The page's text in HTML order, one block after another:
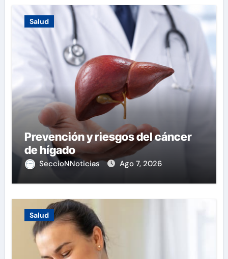
Salud
Prevención y riesgos del cáncer
de hígado
SeccioNNoticias Ago 7, 2026
Salud